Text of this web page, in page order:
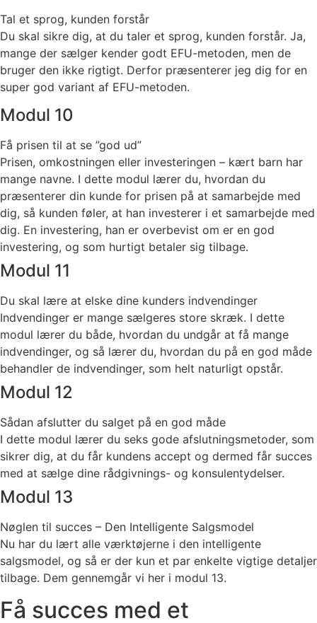
Tal et sprog, kunden forstår
Du skal sikre dig, at du taler et sprog, kunden forstår. Ja,
mange der sælger kender godt EFU-metoden, men de
bruger den ikke rigtigt. Derfor præsenterer jeg dig for en
super god variant af EFU-metoden.
Modul 10
Få prisen til at se ”god ud”
Prisen, omkostningen eller investeringen – kært barn har
mange navne. I dette modul lærer du, hvordan du
præsenterer din kunde for prisen på at samarbejde med
dig, så kunden føler, at han investerer i et samarbejde med
dig. En investering, han er overbevist om er en god
investering, og som hurtigt betaler sig tilbage.
Modul 11
Du skal lære at elske dine kunders indvendinger
Indvendinger er mange sælgeres store skræk. I dette
modul lærer du både, hvordan du undgår at få mange
indvendinger, og så lærer du, hvordan du på en god måde
behandler de indvendinger, som helt naturligt opstår.
Modul 12
Sådan afslutter du salget på en god måde
I dette modul lærer du seks gode afslutningsmetoder, som
sikrer dig, at du får kundens accept og dermed får succes
med at sælge dine rådgivnings- og konsulentydelser.
Modul 13
Nøglen til succes – Den Intelligente Salgsmodel
Nu har du lært alle værktøjerne i den intelligente
salgsmodel, og så er der kun et par enkelte vigtige detaljer
tilbage. Dem gennemgår vi her i modul 13.
Få succes med et